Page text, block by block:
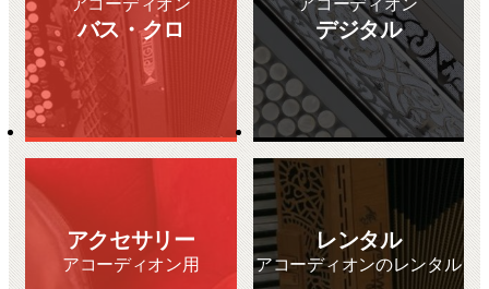
バス・クロ デジタル
アクセサリー
アコーディオン用
レンタル
アコーディオンのレンタル